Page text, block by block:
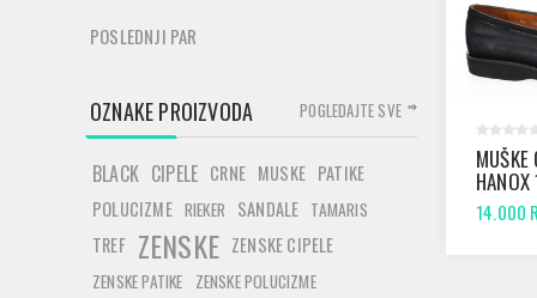
MUŠKE
HAND
14.000
POSLEDNJI PAR
OZNAKE PROIZVODA
BLACK CIPELE CRNE MUSKE PATIKE
POLUCIZME RIEKER SANDALE TAMARIS
TREF ZENSKE ZENSKE CIPELE
ZENSKE PATIKE ZENSKE POLUCIZME
POGLEDAJTE SVE